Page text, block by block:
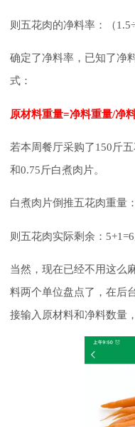
则五花肉的净料率：（
确定了净料率，已知了净
式：
原材料重量=净料重量/净
若本周餐厅采购了150斤
和0.75斤白煮肉片。
白煮肉片倒推五花肉重量
则五花肉实际剩余：5+1=6
当然，现在已经不用这么
料两个单位盘点了，在后
接输入原材料和净料数量